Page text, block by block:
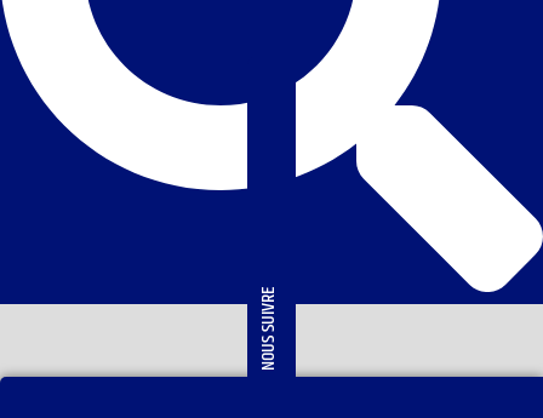
NOUS SUIVRE